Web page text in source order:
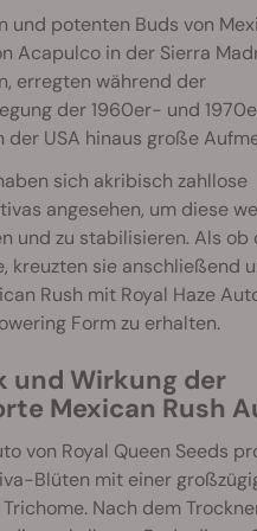
und potenten Buds von
Acapulco in der Sierra
erregten während der
der 1960er- und
der USA hinaus große
sich akribisch zahllose
angesehen, um diese
und zu stabilisieren. Als ob
kreuzten sie anschließend
Rush mit Royal Haze
Form zu erhalten.
und Wirkung der
Mexican Rush
von Royal Queen Seeds
Blüten mit einer
Nach dem